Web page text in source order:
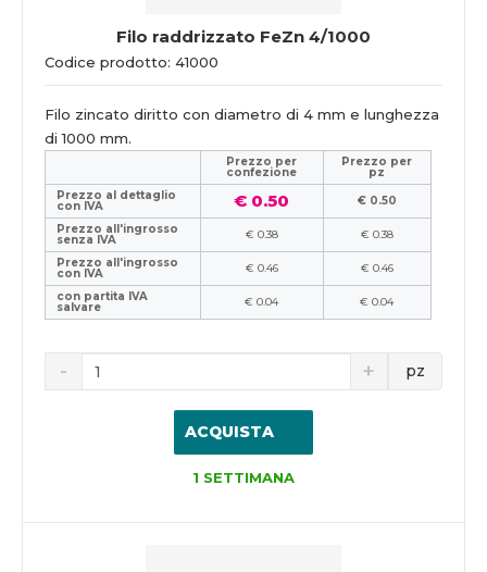
Filo raddrizzato FeZn 4/1000
Codice prodotto: 41000
Filo zincato diritto con diametro di 4 mm e lunghezza
di 1000 mm.
Prezzo per
confezione
Prezzo per
pz
Prezzo al dettaglio
con IVA € 0.50
€ 0.50
Prezzo all'ingrosso
senza IVA € 0.38
€ 0.38
Prezzo all'ingrosso
con IVA € 0.46
€ 0.46
con partita IVA
salvare € 0.04 € 0.04
pz
ACQUISTA
1 SETTIMANA